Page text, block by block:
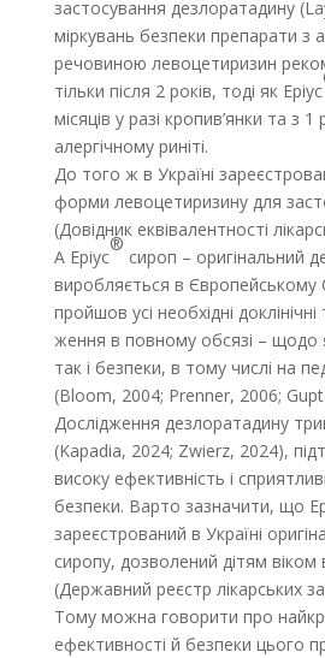
застосування дезлоратадину
міркувань безпеки препарати з
речовиною левоцетиризин
тільки після 2 років, тоді як Еріус
місяців у разі кропив’янки та з 1
алергічному риніті.
До того ж в Україні
форми левоцетиризину для
(Довідник еквівалентності
А Еріус
®
сироп – оригінальний
виробляється в Європейському
пройшов усі необхідні доклінічні
ження в повному обсязі – щодо
так і безпеки, в тому числі на
(Bloom, 2004; Prenner, 2006;
Дослідження дезлоратадину
(Kapadia, 2024; Zwierz, 2024),
високу ефективність і
безпеки. Варто зазначити, що
зареєстрований в Україні
сиропу, дозволений дітям віком
(Державний реєстр лікарських
Тому можна говорити про
ефективності й безпеки цього